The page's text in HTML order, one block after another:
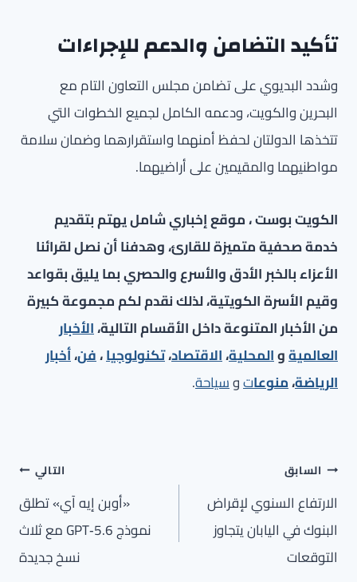
تأكيد التضامن والدعم للإجراءات
وشدد البديوي على تضامن مجلس التعاون التام مع
البحرين والكويت، ودعمه الكامل لجميع الخطوات التي
تتخذها الدولتان لحفظ أمنهما واستقرارهما وضمان سلامة
مواطنيهما والمقيمين على أراضيهما.
الكويت بوست ، موقع إخباري شامل يهتم بتقديم
خدمة صحفية متميزة للقارئ، وهدفنا أن نصل لقرائنا
الأعزاء بالخبر الأدق والأسرع والحصري بما يليق بقواعد
وقيم الأسرة الكويتية، لذلك نقدم لكم مجموعة كبيرة
من الأخبار المتنوعة داخل الأقسام التالية،الأخبار
العالميةوالمحلية،الاقتصاد،تكنولوجيا،فن،أخبار
الرياضة،منوعاتوسياحة.
تصفّح
المقالات
السابق
الارتفاع السنوي لإقراض
البنوك في اليابان يتجاوز
التوقعات
التالي
«أوبن إيه آي» تطلق
نموذج GPT‑5.6 مع ثلاث
نسخ جديدة